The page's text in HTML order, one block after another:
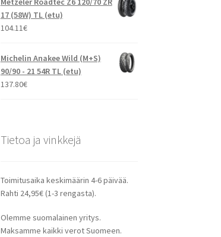
17 (58W) TL (etu)
104.11€
Michelin Anakee Wild (M+S)
90/90 - 21 54R TL (etu)
137.80€
Tietoa ja vinkkejä
Toimitusaika keskimäärin 4-6 päivää.
Rahti 24,95€ (1-3 rengasta).
Olemme suomalainen yritys.
Maksamme kaikki verot Suomeen.